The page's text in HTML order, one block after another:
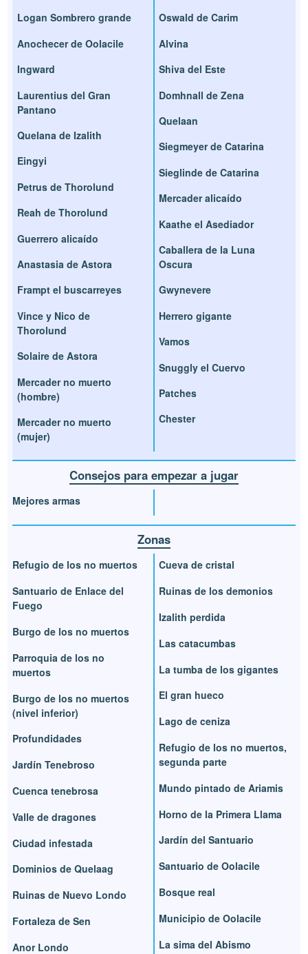
Logan Sombrero grande
Anochecer de Oolacile
Ingward
Laurentius del Gran
Pantano
Quelana de Izalith
Eingyi
Petrus de Thorolund
Reah de Thorolund
Guerrero alicaído
Anastasia de Astora
Frampt el buscarreyes
Vince y Nico de
Thorolund
Solaire de Astora
Mercader no muerto
(hombre)
Mercader no muerto
(mujer)
Oswald de Carim
Alvina
Shiva del Este
Domhnall de Zena
Quelaan
Siegmeyer de Catarina
Sieglinde de Catarina
Mercader alicaído
Kaathe el Asediador
Caballera de la Luna
Oscura
Gwynevere
Herrero gigante
Vamos
Snuggly el Cuervo
Patches
Chester
Consejos para empezar a jugar
Mejores armas
Zonas
Refugio de los no muertos
Santuario de Enlace del
Fuego
Burgo de los no muertos
Parroquia de los no
muertos
Burgo de los no muertos
(nivel inferior)
Profundidades
Jardín Tenebroso
Cuenca tenebrosa
Valle de dragones
Ciudad infestada
Dominios de Quelaag
Ruinas de Nuevo Londo
Fortaleza de Sen
Anor Londo
Cueva de cristal
Ruinas de los demonios
Izalith perdida
Las catacumbas
La tumba de los gigantes
El gran hueco
Lago de ceniza
Refugio de los no muertos,
segunda parte
Mundo pintado de Ariamis
Horno de la Primera Llama
Jardín del Santuario
Santuario de Oolacile
Bosque real
Municipio de Oolacile
La sima del Abismo